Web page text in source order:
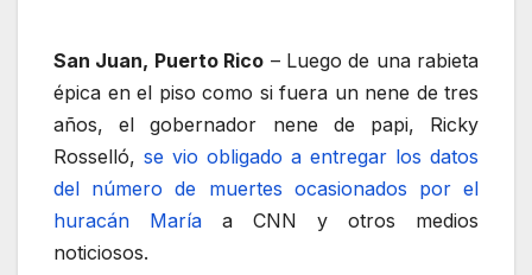
San Juan, Puerto Rico – Luego de una rabieta
épica en el piso como si fuera un nene de tres
años, el gobernador nene de papi, Ricky
Rosselló, se vio obligado a entregar los datos
del número de muertes ocasionados por el
huracán María a CNN y otros medios
noticiosos.